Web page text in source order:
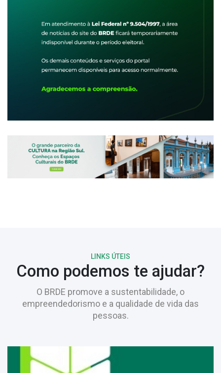
LINKS ÚTEIS
Como podemos te ajudar?
O BRDE promove a sustentabilidade, o
empreendedorismo e a qualidade de vida das
pessoas.